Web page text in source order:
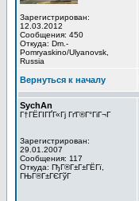
Зарегистрирован:
12.03.2012
Сообщения: 450
Откуда: Dm.-
Pomryaskino/Ulyanovsk,
Russia
Вернуться к началу
SychAn
Г†ГЁГІГҐГ«Гј ГґГ®Г°ГіГ¬Г
Зарегистрирован:
29.01.2007
Сообщения: 117
Откуда: ГђГ®Г±Г±ГЁГї,
ГЊГ®Г±ГЄГўГ